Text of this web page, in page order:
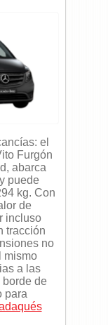
el
Furgón
abarca
y puede
kg. Con
de
incluso
tracción
no
mismo
a las
de
para